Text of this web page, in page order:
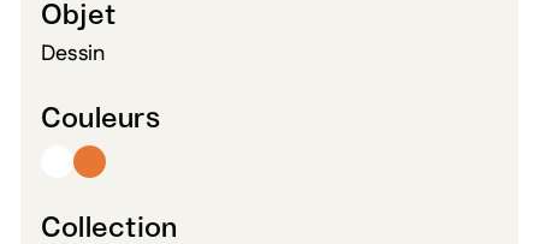
Objet
Dessin
Couleurs
Collection